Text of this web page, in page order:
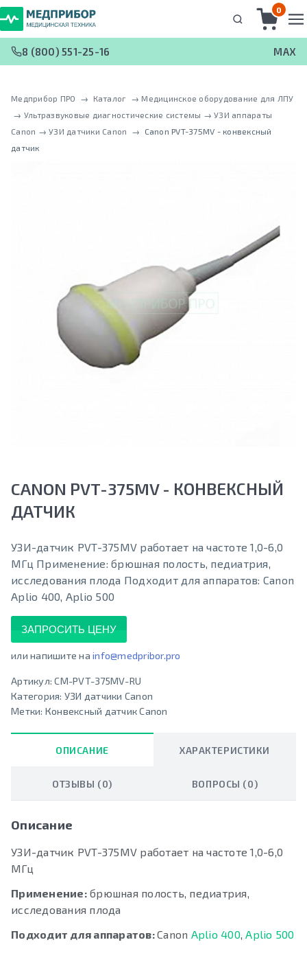
0
8 (800) 551-25-16 MAX
Медприбор ПРО → Каталог → Медицинское оборудование для ЛПУ
→ Ультразвуковые диагностические системы → УЗИ аппараты
Canon → УЗИ датчики Canon →
Canon PVT-375MV - конвексный
датчик
CANON PVT-375MV - КОНВЕКСНЫЙ
ДАТЧИК
УЗИ-датчик PVT-375MV работает на частоте 1,0-6,0
МГц Применение: брюшная полость, педиатрия,
исследования плода Подходит для аппаратов: Canon
Aplio 400, Aplio 500
ЗАПРОСИТЬ ЦЕНУ
или напишите на info@medpribor.pro
Артикул:CM-PVT-375MV-RU
Категория: УЗИ датчики Canon
Метки: Конвексный датчик Canon
ОПИСАНИЕ ХАРАКТЕРИСТИКИ
ОТЗЫВЫ (0) ВОПРОСЫ (0)
Описание
УЗИ-датчик PVT-375MV работает на частоте 1,0-6,0
МГц
Применение:брюшная полость, педиатрия,
исследования плода
Подходит для аппаратов:Canon Aplio 400,Aplio 500